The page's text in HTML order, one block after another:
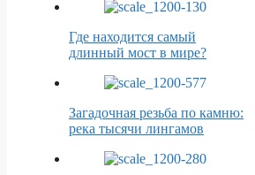
Где находится самый
длинный мост в мире?
Загадочная резьба по камню:
река тысячи лингамов